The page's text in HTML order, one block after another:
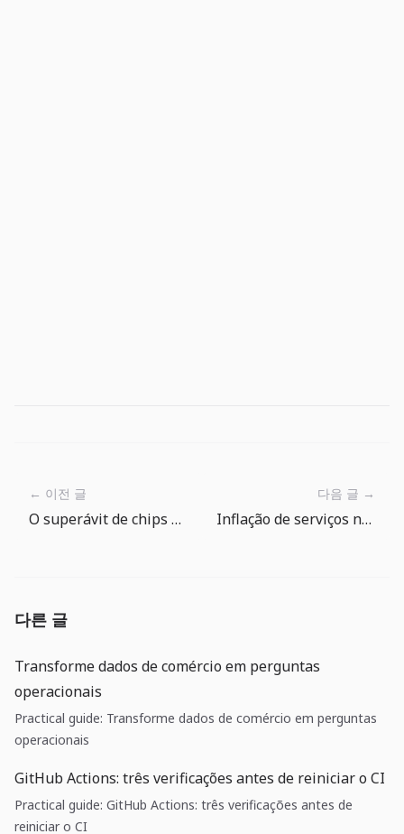
← 이전 글
O superávit de chips da Coreia não basta: o que a pausa do BOK diz sobre câmbio e inflação
다음 글 →
Inflação de serviços nos EUA esquenta de novo: em junho, defender custos importa mais que esperar corte de juros
다른 글
Transforme dados de comércio em perguntas
operacionais
Practical guide: Transforme dados de comércio em perguntas
operacionais
GitHub Actions: três verificações antes de reiniciar o CI
Practical guide: GitHub Actions: três verificações antes de
reiniciar o CI